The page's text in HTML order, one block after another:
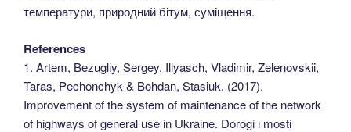
температури, природний бітум, суміщення.
References
1. Artem, Bezuglіy, Sergey, Illyasch, Vladimir, Zelenovskii,
Taras, Pechonchyk & Bohdan, Stasiuk. (2017).
Improvement of the system of maintenance of the network
of highways of general use in Ukraine. Dorogi і mosti